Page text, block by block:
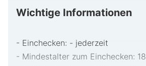
Wichtige Informationen
- Einchecken: - jederzeit
- Mindestalter zum Einchecken: 18